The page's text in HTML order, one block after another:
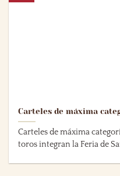
Carteles de máxima
Carteles de máxima
toros integran la Feria de